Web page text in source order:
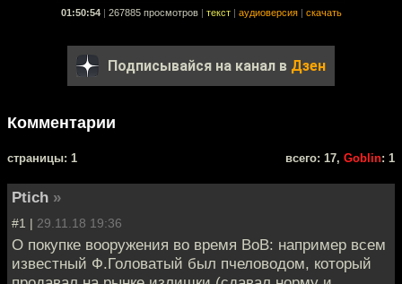
01:50:54 267885 просмотров текст аудиоверсия скачать
Подписывайся на канал в Дзен
Комментарии
cтраницы: 1 всего: 17, Goblin: 1
Ptich »
#1 | 29.11.18 19:36
О покупке вооружения во время ВоВ: например всем
известный Ф.Головатый был пчеловодом, который